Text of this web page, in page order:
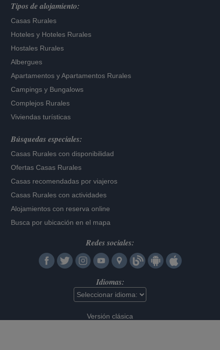
Tipos de alojamiento:
Casas Rurales
Hoteles y Hoteles Rurales
Hostales Rurales
Albergues
Apartamentos yApartamentos Rurales
Campings y Bungalows
Complejos Rurales
Viviendas turísticas
Búsquedas especiales:
Casas Rurales con disponibilidad
Ofertas Casas Rurales
Casas recomendadas por viajeros
Casas Rurales con actividades
Alojamientos con reserva online
Busca por ubicación en el mapa
Redes sociales:
Idiomas:
Versión clásica